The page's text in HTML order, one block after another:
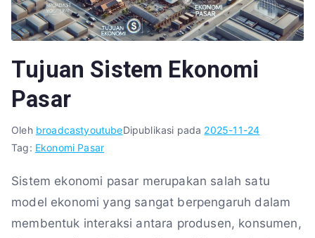
Tujuan Sistem Ekonomi
Pasar
Oleh broadcastyoutubeDipublikasi pada 2025-11-24
Tag: Ekonomi Pasar
Sistem ekonomi pasar merupakan salah satu
model ekonomi yang sangat berpengaruh dalam
membentuk interaksi antara produsen, konsumen,